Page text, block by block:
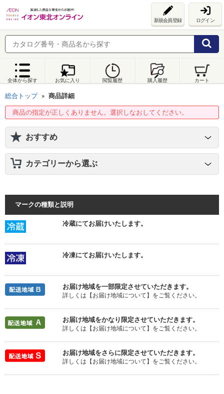
新規会員登録 ログイン
全体から探す お気に入り 閲覧履歴 購入履歴 カート
総合トップ 商品詳細
商品の指定が正しくありません。選択しなおしてください。
おすすめ
カテゴリーから選ぶ
マークの種類と説明
冷蔵にてお届けいたします。
冷凍にてお届けいたします。
お届け地域を一部限定させていただきます。
詳しくは【お届け地域について】をご覧ください。
お届け地域をかなり限定させていただきます。
詳しくは【お届け地域について】をご覧ください。
お届け地域をさらに限定させていただきます。
詳しくは【お届け地域について】をご覧ください。